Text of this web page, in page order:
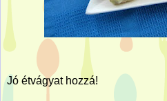
Jó étvágyat hozzá!